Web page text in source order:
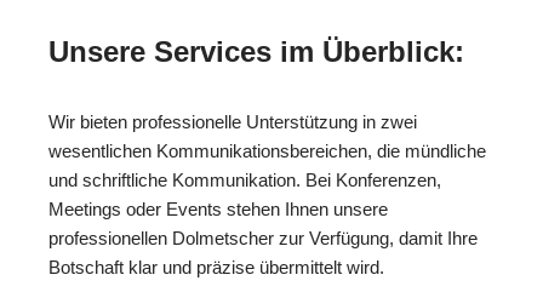
Unsere Services im Überblick:
Wir bieten professionelle Unterstützung in zwei
wesentlichen Kommunikationsbereichen, die mündliche
und schriftliche Kommunikation. Bei Konferenzen,
Meetings oder Events stehen Ihnen unsere
professionellen Dolmetscher zur Verfügung, damit Ihre
Botschaft klar und präzise übermittelt wird.